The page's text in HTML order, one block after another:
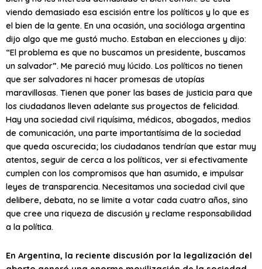
viendo demasiado esa escisión entre los políticos y lo que es
el bien de la gente. En una ocasión, una socióloga argentina
dijo algo que me gustó mucho. Estaban en elecciones y dijo:
“El problema es que no buscamos un presidente, buscamos
un salvador”. Me pareció muy lúcido. Los políticos no tienen
que ser salvadores ni hacer promesas de utopías
maravillosas. Tienen que poner las bases de justicia para que
los ciudadanos lleven adelante sus proyectos de felicidad.
Hay una sociedad civil riquísima, médicos, abogados, medios
de comunicación, una parte importantísima de la sociedad
que queda oscurecida; los ciudadanos tendrían que estar muy
atentos, seguir de cerca a los políticos, ver si efectivamente
cumplen con los compromisos que han asumido, e impulsar
leyes de transparencia. Necesitamos una sociedad civil que
delibere, debata, no se limite a votar cada cuatro años, sino
que cree una riqueza de discusión y reclame responsabilidad
a la política.
En Argentina, la reciente discusión por la legalización del